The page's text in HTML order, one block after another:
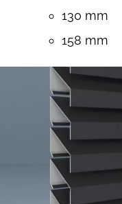
130 mm
158 mm